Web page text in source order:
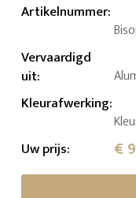
Artikelnummer:
Vervaardigd
uit:
Kleurafwerking:
Uw prijs: €